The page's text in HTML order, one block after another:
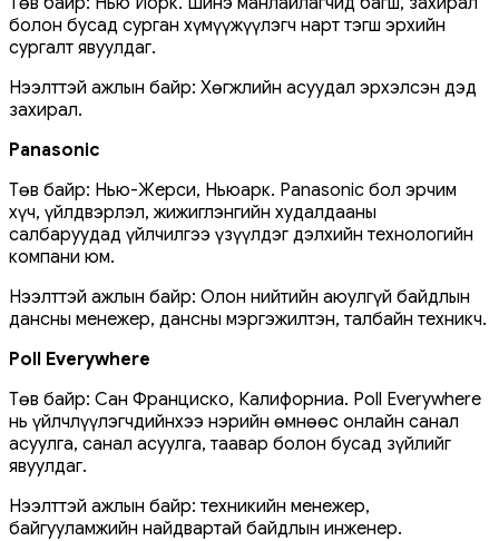
болон бусад сурган хүмүүжүүлэгч нарт тэгш эрхийн
сургалт явуулдаг.
Нээлттэй ажлын байр: Хөгжлийн асуудал эрхэлсэн дэд
захирал.
Panasonic
Төв байр: Нью-Жерси, Ньюарк. Panasonic бол эрчим
хүч, үйлдвэрлэл, жижиглэнгийн худалдааны
салбаруудад үйлчилгээ үзүүлдэг дэлхийн технологийн
компани юм.
Нээлттэй ажлын байр: Олон нийтийн аюулгүй байдлын
дансны менежер, дансны мэргэжилтэн, талбайн техникч.
Poll Everywhere
Төв байр: Сан Франциско, Калифорниа. Poll Everywhere
нь үйлчлүүлэгчдийнхээ нэрийн өмнөөс онлайн санал
асуулга, санал асуулга, таавар болон бусад зүйлийг
явуулдаг.
Нээлттэй ажлын байр: техникийн менежер,
байгууламжийн найдвартай байдлын инженер.